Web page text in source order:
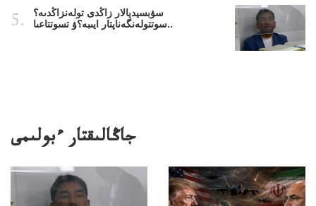
سۋبسيديالار زاڭدى تولەنزاڭدىە؟
سوتتولەنگەناپتار ايىبە؟ۋ تسوتتاعىا..
جاڭالىقتار ءبولىمى